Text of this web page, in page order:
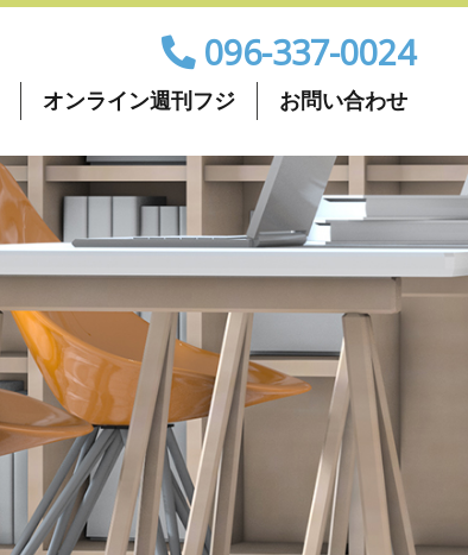
096-337-0024
オンライン週刊フジ お問い合わせ